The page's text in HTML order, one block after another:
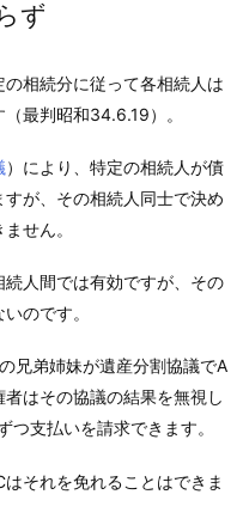
ず
相続分に従って各相続人は
最判昭和34.6.19）。
）により、特定の相続人が債
が、その相続人同士で決め
せん。
人間では有効ですが、その
のです。
兄弟姉妹が遺産分割協議でA
はその協議の結果を無視し
支払いを請求できます。
それを免れることはできま